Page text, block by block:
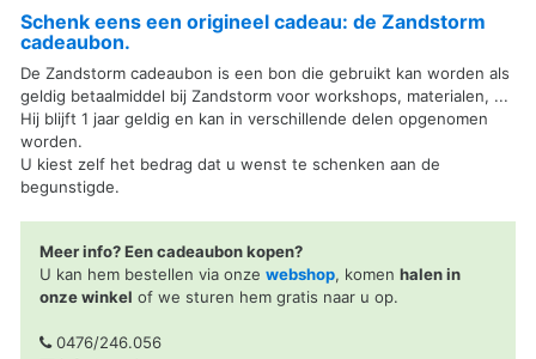
Schenk eens een origineel cadeau: de Zandstorm
cadeaubon.
De Zandstorm cadeaubon is een bon die gebruikt kan worden als
geldig betaalmiddel bij Zandstorm voor workshops, materialen, ...
Hij blijft 1 jaar geldig en kan in verschillende delen opgenomen
worden.
U kiest zelf het bedrag dat u wenst te schenken aan de
begunstigde.
Meer info? Een cadeaubon kopen?
U kan hem bestellen via onzewebshop, komenhalen in
onze winkel of we sturen hem gratis naar u op.
0476/246.056